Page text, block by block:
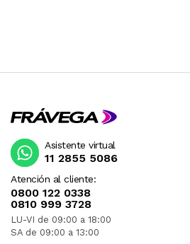
Atención al cliente:
0800 122 0338
0810 999 3728
LU-VI de 09:00 a 18:00
SA de 09:00 a 13:00
Asistente virtual
11 2855 5086